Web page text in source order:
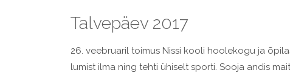
Talvepäev 2017
26. veebruaril toimus Nissi kooli hoolekogu ja
lumist ilma ning tehti ühiselt sporti. Sooja andis